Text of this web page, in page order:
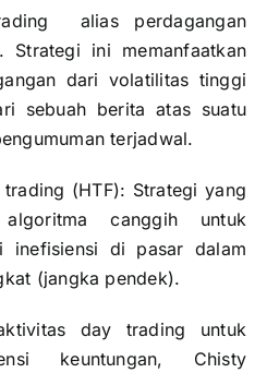
alias perdagangan
Strategi ini memanfaatkan
dari volatilitas tinggi
sebuah berita atas suatu
terjadwal.
(HTF): Strategi yang
algoritma canggih untuk
inefisiensi di pasar dalam
(jangka pendek).
day trading untuk
keuntungan, Chisty